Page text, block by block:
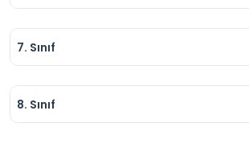
7. Sınıf
8. Sınıf